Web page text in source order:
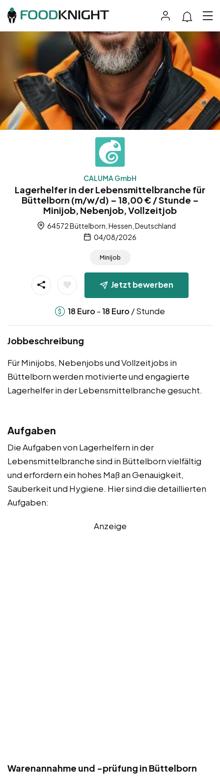
CALUMA GmbH
Lagerhelfer in der Lebensmittelbranche für
Büttelborn (m/w/d) – 18,00 € / Stunde –
Minijob, Nebenjob, Vollzeitjob
64572 Büttelborn, Hessen, Deutschland
04/08/2026
Minijob
Jetzt bewerben
18 Euro -18 Euro / Stunde
Jobbeschreibung
Für Minijobs, Nebenjobs und Vollzeitjobs in
Büttelborn werden motivierte und engagierte
Lagerhelfer in der Lebensmittelbranche gesucht.
Aufgaben
Die Aufgaben von Lagerhelfern in der
Lebensmittelbranche sind in Büttelborn vielfältig
und erfordern ein hohes Maß an Genauigkeit,
Sauberkeit und Hygiene. Hier sind die detaillierten
Aufgaben:
Anzeige
Warenannahme und -prüfung in Büttelborn